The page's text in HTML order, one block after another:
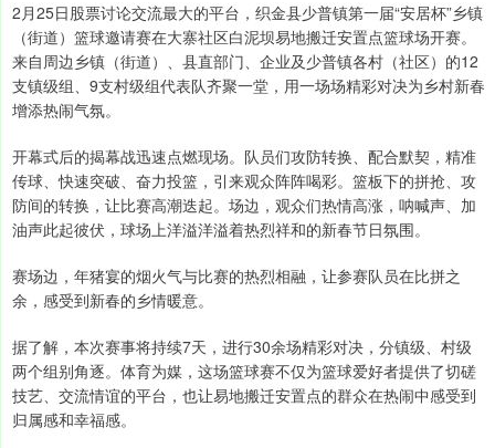
2月25日股票讨论交流最大的平台，织金县少普镇第一届“安居杯”乡镇
（街道）篮球邀请赛在大寨社区白泥坝易地搬迁安置点篮球场开赛。
来自周边乡镇（街道）、县直部门、企业及少普镇各村（社区）的12
支镇级组、9支村级组代表队齐聚一堂，用一场场精彩对决为乡村新春
增添热闹气氛。
开幕式后的揭幕战迅速点燃现场。队员们攻防转换、配合默契，精准
传球、快速突破、奋力投篮，引来观众阵阵喝彩。篮板下的拼抢、攻
防间的转换，让比赛高潮迭起。场边，观众们热情高涨，呐喊声、加
油声此起彼伏，球场上洋溢洋溢着热烈祥和的新春节日氛围。
赛场边，年猪宴的烟火气与比赛的热烈相融，让参赛队员在比拼之
余，感受到新春的乡情暖意。
据了解，本次赛事将持续7天，进行30余场精彩对决，分镇级、村级
两个组别角逐。体育为媒，这场篮球赛不仅为篮球爱好者提供了切磋
技艺、交流情谊的平台，也让易地搬迁安置点的群众在热闹中感受到
归属感和幸福感。